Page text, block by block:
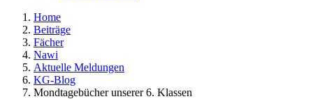
Home
Beiträge
Fächer
Nawi
Aktuelle Meldungen
KG-Blog
Mondtagebücher unserer 6. Klassen